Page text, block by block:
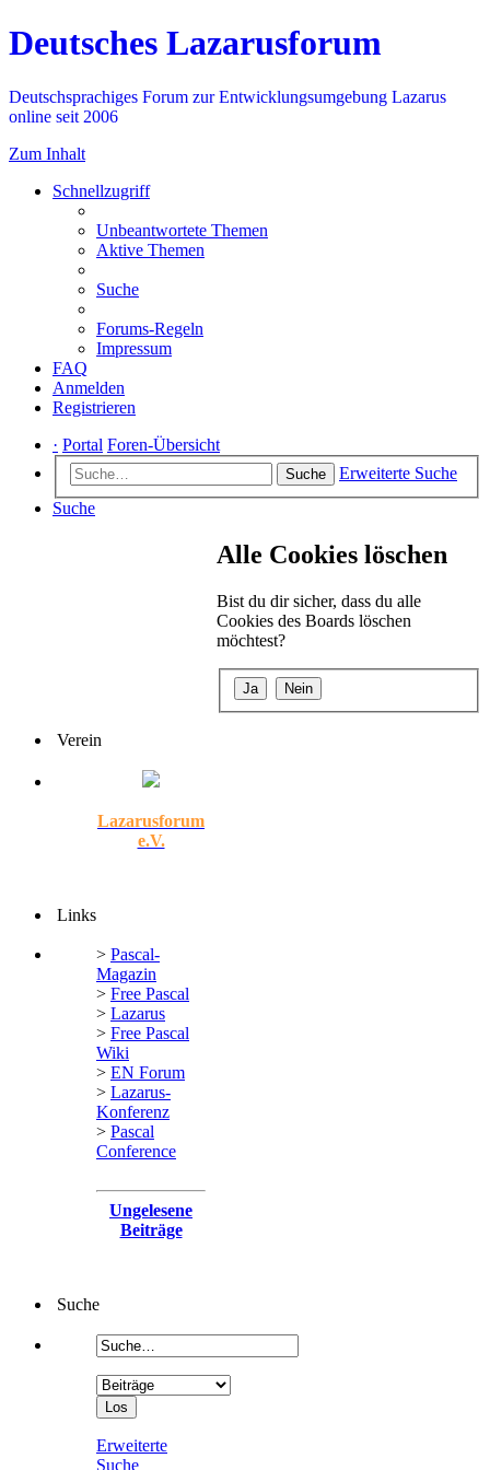
Deutsches Lazarusforum
Deutschsprachiges Forum zur Entwicklungsumgebung Lazarus
online seit 2006
Zum Inhalt
Schnellzugriff
Unbeantwortete Themen
Aktive Themen
Suche
Forums-Regeln
Impressum
FAQ
Anmelden
Registrieren
· Portal Foren-Übersicht
Suche
Erweiterte Suche
Suche
Alle Cookies löschen
Bist du dir sicher, dass du alle
Cookies des Boards löschen
möchtest?
Verein
Lazarusforum
e.V.
Links
> Pascal-
Magazin
> Free Pascal
> Lazarus
> Free Pascal
Wiki
> EN Forum
> Lazarus-
Konferenz
> Pascal
Conference
Ungelesene
Beiträge
Suche
Erweiterte
Suche